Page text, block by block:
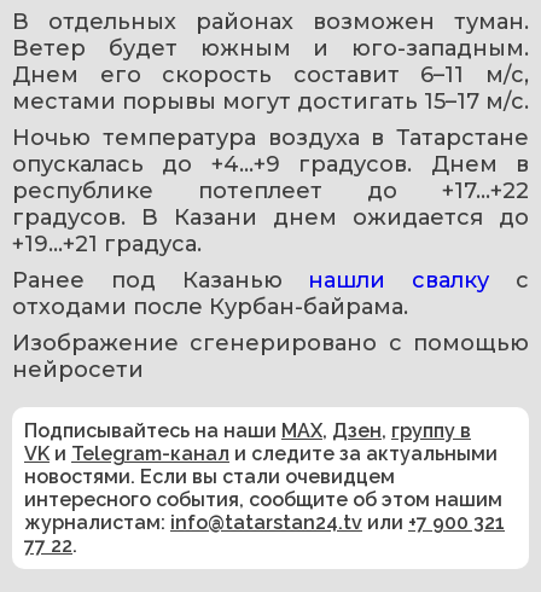
В отдельных районах возможен туман.
Ветер будет южным и юго-западным.
Днем его скорость составит 6–11 м/с,
местами порывы могут достигать 15–17 м/с.
Ночью температура воздуха в Татарстане
опускалась до +4…+9 градусов. Днем в
республике потеплеет до +17…+22
градусов. В Казани днем ожидается до
+19…+21 градуса.
Ранее под Казанью нашли свалку с
отходами после Курбан-байрама.
Изображение сгенерировано с помощью
нейросети
Подписывайтесь на наши MAX, Дзен, группу в
VK и Telegram-канал и следите за актуальными
новостями. Если вы стали очевидцем
интересного события, сообщите об этом нашим
журналистам: info@tatarstan24.tv или +7 900 321
77 22.